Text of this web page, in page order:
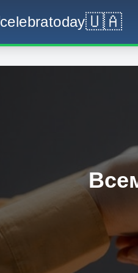
celebratoday🇺🇦